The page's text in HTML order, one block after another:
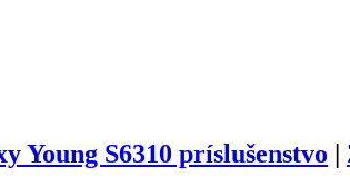
Young S6310 príslušenstvo |